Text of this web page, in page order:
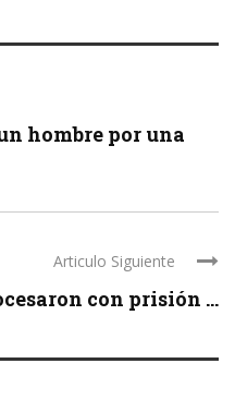
hombre por una
Articulo Siguiente
con prisión ...